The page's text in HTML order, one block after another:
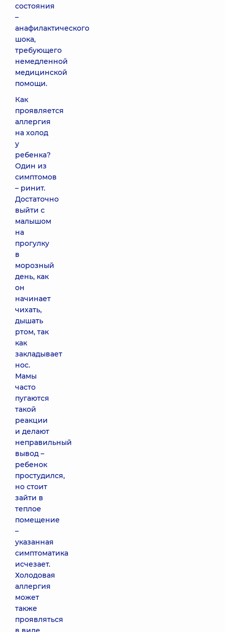
состояния
–
анафилактического
шока,
требующего
немедленной
медицинской
помощи.
Как
проявляется
аллергия
на холод
у
ребенка?
Один из
симптомов
– ринит.
Достаточно
выйти с
малышом
на
прогулку
в
морозный
день, как
он
начинает
чихать,
дышать
ртом, так
как
закладывает
нос.
Мамы
часто
пугаются
такой
реакции
и делают
неправильный
вывод –
ребенок
простудился,
но стоит
зайти в
теплое
помещение
–
указанная
симптоматика
исчезает.
Холодовая
аллергия
может
также
проявляться